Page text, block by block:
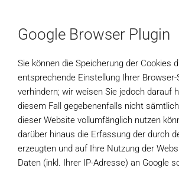
Google Browser Plugin
Sie können die Speicherung der Cookies
entsprechende Einstellung Ihrer
verhindern; wir weisen Sie jedoch darauf
diesem Fall gegebenenfalls nicht
dieser Website vollumfänglich nutzen
darüber hinaus die Erfassung der durch
erzeugten und auf Ihre Nutzung der
Daten (inkl. Ihrer IP-Adresse) an Google